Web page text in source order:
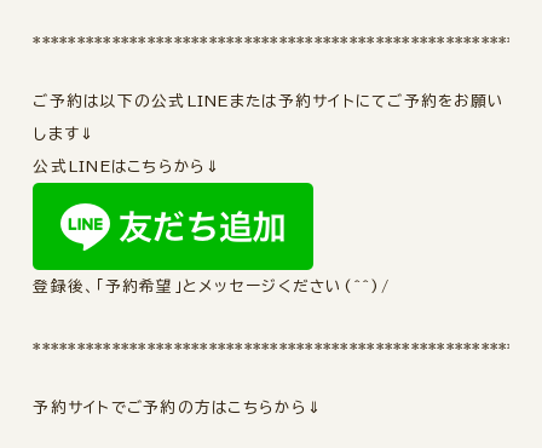
ご予約は以下の公式LINEまたは予約サイトにてご予約をお願い
します⇓
公式LINEはこちらから⇓
登録後、「予約希望」とメッセージください(^^)/
**********************************************************
予約サイトでご予約の方はこちらから⇓